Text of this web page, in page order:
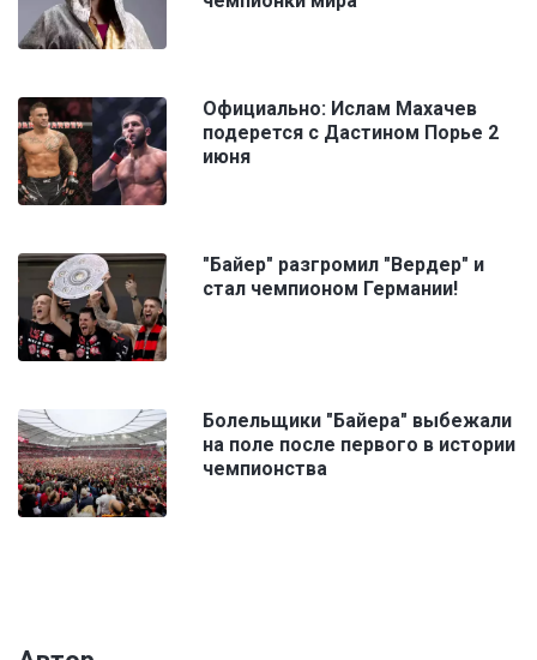
Официально: Ислам Махачев
подерется с Дастином Порье 2
июня
"Байер" разгромил "Вердер" и
стал чемпионом Германии!
Болельщики "Байера" выбежали
на поле после первого в истории
чемпионства